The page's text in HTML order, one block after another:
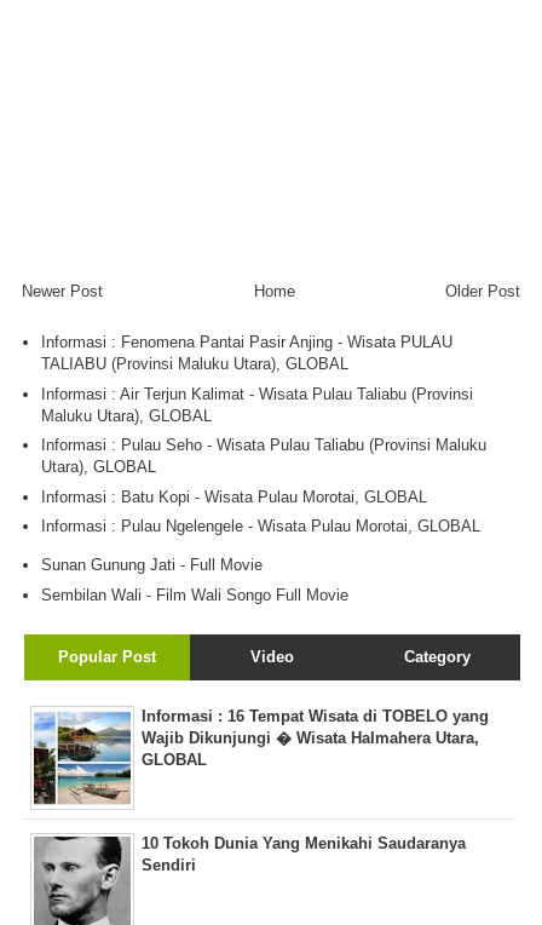
Newer Post Older Post
Home
Informasi : Fenomena Pantai Pasir Anjing - Wisata PULAU
TALIABU (Provinsi Maluku Utara), GLOBAL
Informasi : Air Terjun Kalimat - Wisata Pulau Taliabu (Provinsi
Maluku Utara), GLOBAL
Informasi : Pulau Seho - Wisata Pulau Taliabu (Provinsi Maluku
Utara), GLOBAL
Informasi : Batu Kopi - Wisata Pulau Morotai, GLOBAL
Informasi : Pulau Ngelengele - Wisata Pulau Morotai, GLOBAL
Sunan Gunung Jati - Full Movie
Sembilan Wali - Film Wali Songo Full Movie
Popular Post Video Category
Informasi : 16 Tempat Wisata di TOBELO yang
Wajib Dikunjungi � Wisata Halmahera Utara,
GLOBAL
10 Tokoh Dunia Yang Menikahi Saudaranya
Sendiri